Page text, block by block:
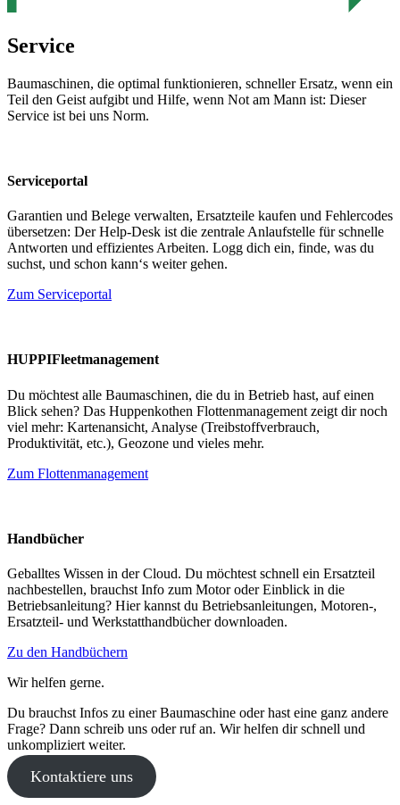
Service
Baumaschinen, die optimal funktionieren, schneller Ersatz, wenn ein
Teil den Geist aufgibt und Hilfe, wenn Not am Mann ist: Dieser
Service ist bei uns Norm.
Serviceportal
Garantien und Belege verwalten, Ersatzteile kaufen und Fehlercodes
übersetzen: Der Help-Desk ist die zentrale Anlaufstelle für schnelle
Antworten und effizientes Arbeiten. Logg dich ein, finde, was du
suchst, und schon kann‘s weiter gehen.
Zum Serviceportal
HUPPIFleetmanagement
Du möchtest alle Baumaschinen, die du in Betrieb hast, auf einen
Blick sehen? Das Huppenkothen Flottenmanagement zeigt dir noch
viel mehr: Kartenansicht, Analyse (Treibstoffverbrauch,
Produktivität, etc.), Geozone und vieles mehr.
Zum Flottenmanagement
Handbücher
Geballtes Wissen in der Cloud. Du möchtest schnell ein Ersatzteil
nachbestellen, brauchst Info zum Motor oder Einblick in die
Betriebsanleitung? Hier kannst du Betriebsanleitungen, Motoren-,
Ersatzteil- und Werkstatthandbücher downloaden.
Zu den Handbüchern
Wir helfen gerne.
Du brauchst Infos zu einer Baumaschine oder hast eine ganz andere
Frage? Dann schreib uns oder ruf an. Wir helfen dir schnell und
unkompliziert weiter.
Kontaktiere uns